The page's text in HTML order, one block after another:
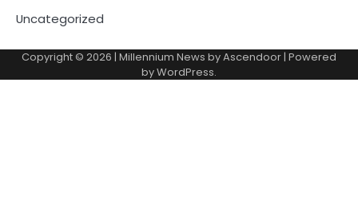
Uncategorized
Copyright © 2026 | Millennium News byAscendoor | Powered
byWordPress.